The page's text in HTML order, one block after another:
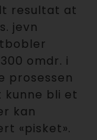
resultat at
jevn
omdr. i
prosessen
bli et
kan
«pisket».